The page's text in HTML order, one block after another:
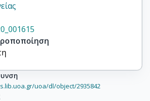
uoa/dl/object/2935842